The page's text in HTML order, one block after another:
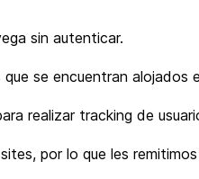
sin autenticar.
se encuentran alojados
realizar tracking de
por lo que les